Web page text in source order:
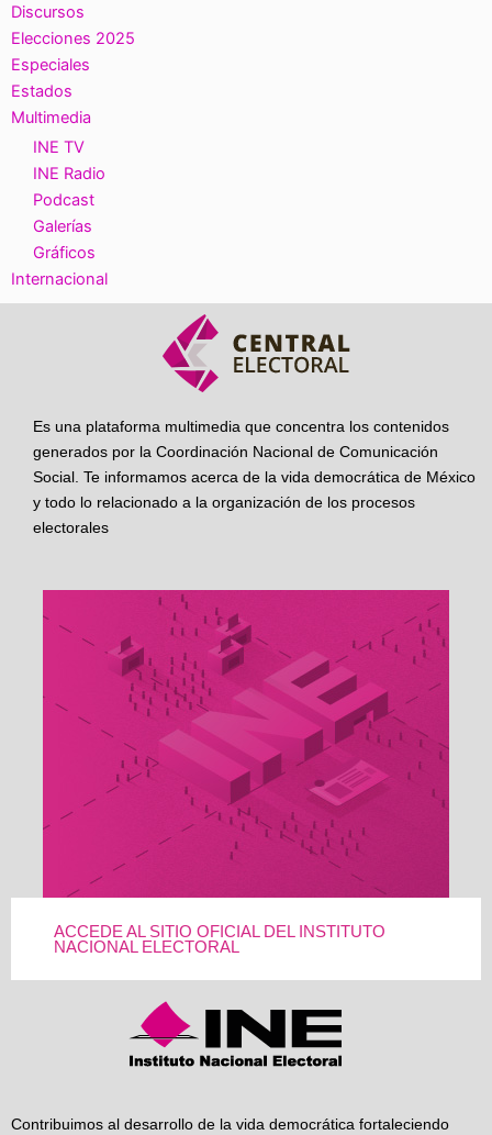
Discursos
Elecciones 2025
Especiales
Estados
Multimedia
INE TV
INE Radio
Podcast
Galerías
Gráficos
Internacional
Es una plataforma multimedia que concentra los contenidos
generados por la Coordinación Nacional de Comunicación
Social. Te informamos acerca de la vida democrática de México
y todo lo relacionado a la organización de los procesos
electorales
ACCEDE AL SITIO OFICIAL DEL INSTITUTO
NACIONAL ELECTORAL
Contribuimos al desarrollo de la vida democrática fortaleciendo